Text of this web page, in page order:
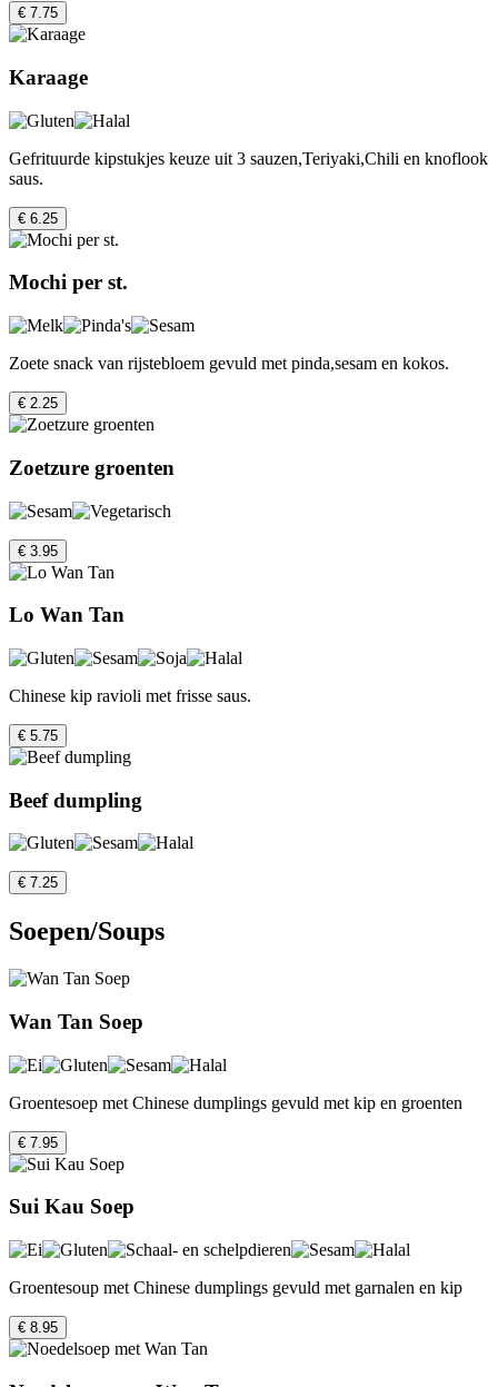
€ 7.75
Karaage
Gefrituurde kipstukjes keuze uit 3 sauzen,Teriyaki,Chili en knoflook
saus.
€ 6.25
Mochi per st.
Zoete snack van rijstebloem gevuld met pinda,sesam en kokos.
€ 2.25
Zoetzure groenten
€ 3.95
Lo Wan Tan
Chinese kip ravioli met frisse saus.
€ 5.75
Beef dumpling
€ 7.25
Soepen/Soups
Wan Tan Soep
Groentesoep met Chinese dumplings gevuld met kip en groenten
€ 7.95
Sui Kau Soep
Groentesoup met Chinese dumplings gevuld met garnalen en kip
€ 8.95